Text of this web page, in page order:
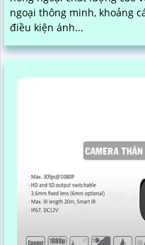
ngoại thông minh, khoảng
điều kiện ánh...